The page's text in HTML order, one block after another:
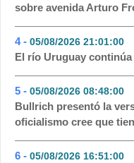
sobre avenida Arturo
4 - 05/08/2026 21:01:00
El río Uruguay
5 - 05/08/2026 08:48:00
Bullrich presentó la
oficialismo cree que
6 - 05/08/2026 16:51:00